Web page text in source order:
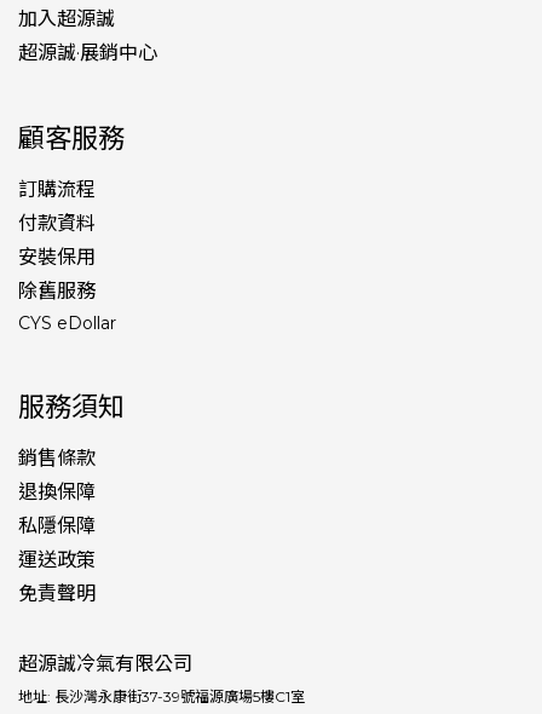
加入超源誠
超源誠·展銷中心
顧客服務
訂購流程
付款資料
安裝保用
除舊服務
CYS eDollar
服務須知
銷售條款
退換保障
私隱保障
運送政策
免責聲明
超源誠冷氣有限公司
地址: 長沙灣永康街37-39號福源廣場5樓C1室